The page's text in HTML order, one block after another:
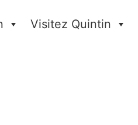
Visitez Quintin